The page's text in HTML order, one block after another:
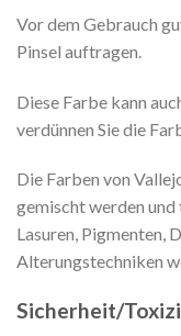
Vor dem Gebrauch
Pinsel auftragen.
Diese Farbe kann
verdünnen Sie die
Die Farben von
gemischt werden
Lasuren, Pigmenten,
Alterungstechniken
Sicherheit/